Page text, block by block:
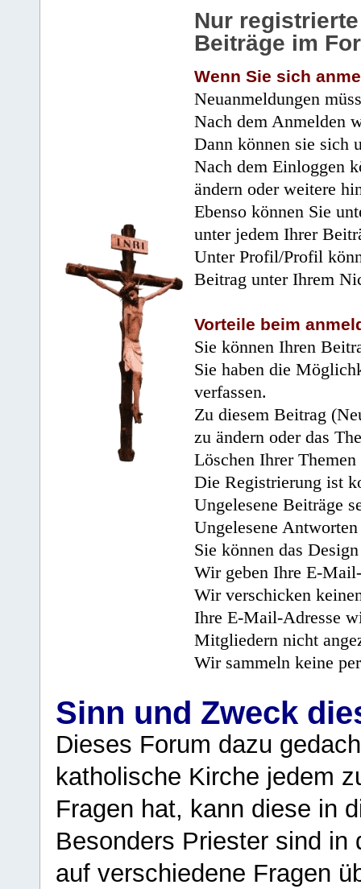
Nur
Beiträge im
Wenn Sie sich
Neuanmeldungen
Nach dem Anmelden
Dann können sie sich
Nach dem Einloggen
ändern oder weitere
Ebenso können Sie
unter jedem Ihrer
Unter Profil/Profil
Beitrag unter Ihrem
Vorteile beim
Sie können Ihren
Sie haben die
verfassen.
Zu diesem Beitrag
zu ändern oder das
Löschen Ihrer
Die Registrierung ist
Ungelesene Beiträge
Ungelesene
Sie können das
Wir geben Ihre E-
Wir verschicken
Ihre E-Mail-Adresse
Mitgliedern nicht
Wir sammeln keine
Sinn und Zweck
Dieses Forum dazu
katholische Kirche jedem
Fragen hat, kann diese in
Besonders Priester sind in
auf verschiedene Fragen